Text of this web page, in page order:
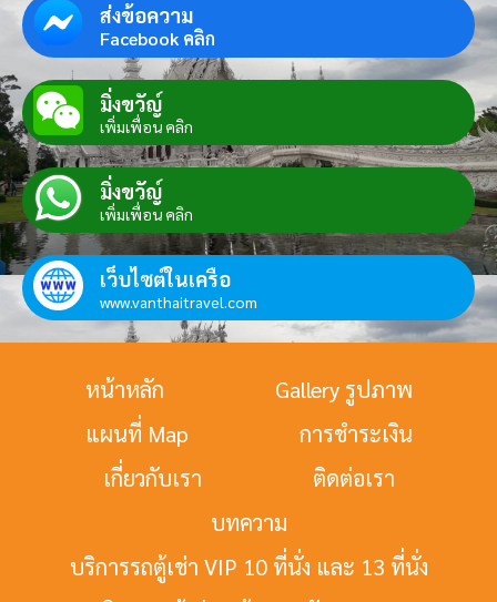
ส่งข้อความ
Facebook คลิก
มิ่งขวัญ์
เพิ่มเพื่อน คลิก
มิ่งขวัญ์
เพิ่มเพื่อน คลิก
เว็บไซต์ในเครือ
www.vanthaitravel.com
หน้าหลัก
Gallery รูปภาพ
แผนที่ Map
การชำระเงิน
เกี่ยวกับเรา
ติดต่อเรา
บทความ
บริการรถตู้เช่า VIP 10 ที่นั่ง และ 13 ที่นั่ง